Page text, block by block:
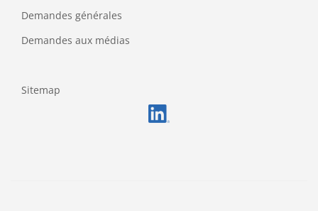
Demandes générales
Demandes aux médias
Sitemap